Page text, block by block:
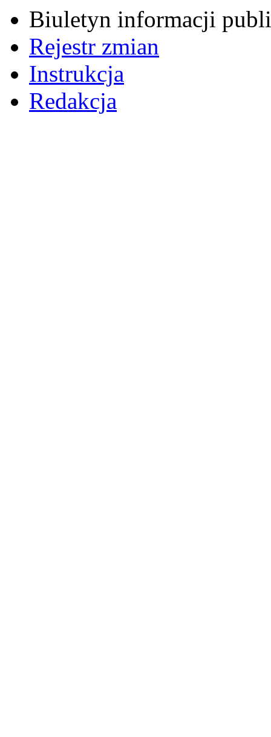
Biuletyn informacji
Rejestr zmian
Instrukcja
Redakcja